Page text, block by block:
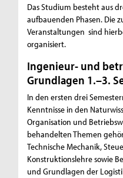
Das Studium besteht aus
aufbauenden Phasen. Die
Veranstaltungen sind
organisiert.
Ingenieur- und
Grundlagen 1.–3.
In den ersten drei
Kenntnisse in den
Organisation und
behandelten Themen
Technische Mechanik,
Konstruktionslehre sowie
und Grundlagen der